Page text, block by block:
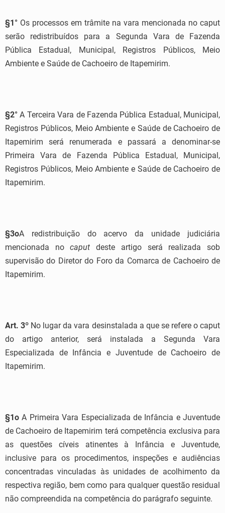
§1° Os processos em trâmite na vara mencionada no caput
serão redistribuídos para a Segunda Vara de Fazenda
Pública Estadual, Municipal, Registros Públicos, Meio
Ambiente e Saúde de Cachoeiro de Itapemirim.
§2° A Terceira Vara de Fazenda Pública Estadual, Municipal,
Registros Públicos, Meio Ambiente e Saúde de Cachoeiro de
Itapemirim será renumerada e passará a denominar-se
Primeira Vara de Fazenda Pública Estadual, Municipal,
Registros Públicos, Meio Ambiente e Saúde de Cachoeiro de
Itapemirim.
§3oA redistribuição do acervo da unidade judiciária
mencionada nocaput deste artigo será realizada sob
supervisão do Diretor do Foro da Comarca de Cachoeiro de
Itapemirim.
Art. 3º No lugar da vara desinstalada a que se refere o caput
do artigo anterior, será instalada a Segunda Vara
Especializada de Infância e Juventude de Cachoeiro de
Itapemirim.
§1o A Primeira Vara Especializada de Infância e Juventude
de Cachoeiro de Itapemirim terá competência exclusiva para
as questões cíveis atinentes à Infância e Juventude,
inclusive para os procedimentos, inspeções e audiências
concentradas vinculadas às unidades de acolhimento da
respectiva região, bem como para qualquer questão residual
não compreendida na competência do parágrafo seguinte.